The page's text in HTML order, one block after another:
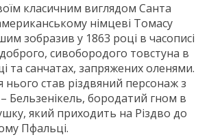
класичним виглядом Санта
німцеві Томасу
зобразив у 1863 році в часописі
сивобородого товстуна в
та санчатах, запряжених оленями.
став різдвяний персонаж з
Бельзенікель, бородатий гном в
який приходить на Різдво до
Пфальці.